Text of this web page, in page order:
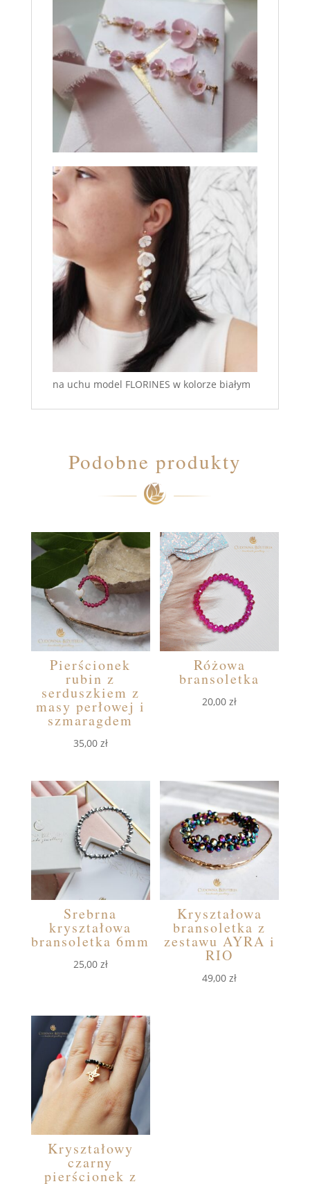
na uchu model FLORINES w kolorze białym
Podobne produkty
Pierścionek
rubin z
serduszkiem z
masy perłowej i
szmaragdem
35,00 zł
Różowa
bransoletka
20,00zł
Srebrna
kryształowa
bransoletka 6mm
25,00 zł
Kryształowa
bransoletka z
zestawu AYRA i
RIO
49,00zł
Kryształowy
czarny
pierścionek z